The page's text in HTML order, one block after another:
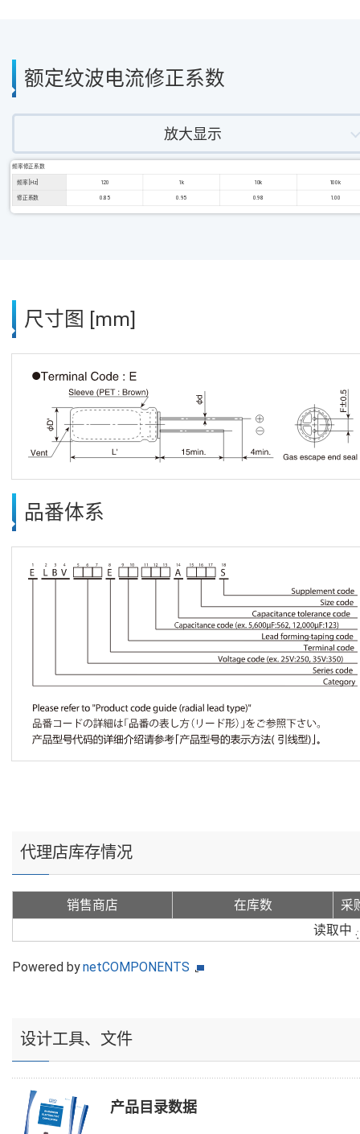
额定纹波电流修正系数
放大显示
频率修正系数
频率 [Hz] 120 1k 10k 100k
修正系数 0.85 0.95 0.98 1.00
尺寸图 [mm]
品番体系
代理店库存情况
销售商店 在库数
采
读取中
Powered bynetCOMPONENTS
设计工具、文件
产品目录数据